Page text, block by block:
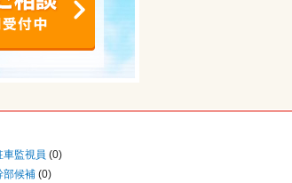
車監視員 (0)
部候補 (0)